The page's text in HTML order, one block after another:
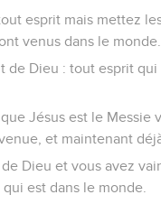
esprit mais mettez
venus dans le monde.
de Dieu : tout esprit
Jésus est le
et maintenant
Dieu et vous avez
est dans le monde.